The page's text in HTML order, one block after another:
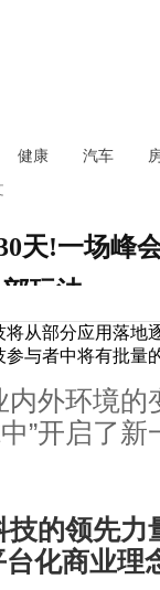
健康 汽车
天!一场峰
部玩法
从部分应用落地
与者中将有批量
外环境的
”开启了新
的领先力
化商业理